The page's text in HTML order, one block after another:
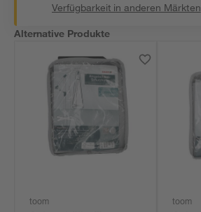
Verfügbarkeit in anderen Märkten
Alternative Produkte
toom toom